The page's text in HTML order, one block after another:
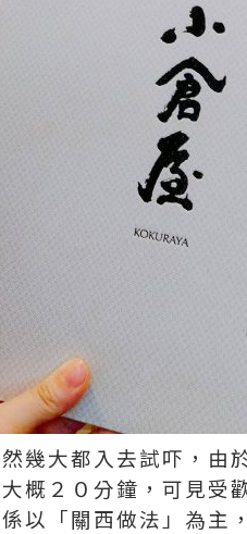
幾大都入去試吓，由
概２０分鐘，可見受
以「關西做法」為主